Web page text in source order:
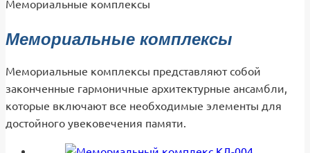
Мемориальные комплексы
Мемориальные комплексы
Мемориальные комплексы представляют собой
законченные гармоничные архитектурные ансамбли,
которые включают все необходимые элементы для
достойного увековечения памяти.